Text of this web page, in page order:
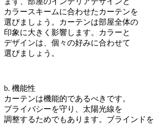
カラースキームに合わせたカーテンを
選びましょう。カーテンは部屋全体の
印象に大きく影響します。カラーと
デザインは、個々の好みに合わせて
選びましょう。
b. 機能性
カーテンは機能的であるべきです。
プライバシーを守り、太陽光線を
調整するためでもあります。ブラインドを